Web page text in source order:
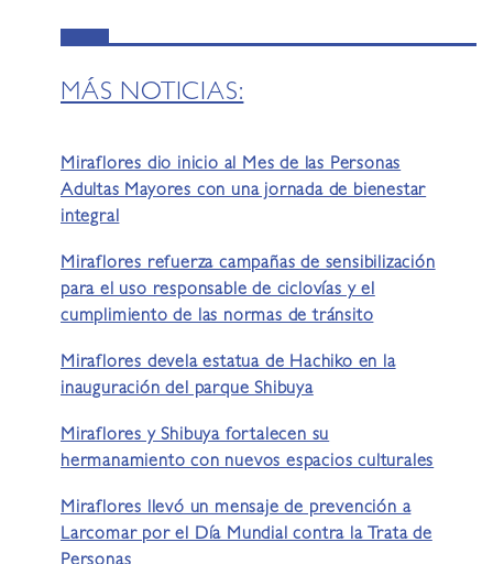
MÁS NOTICIAS:
Miraflores dio inicio al Mes de las Personas
Adultas Mayores con una jornada de bienestar
integral
Miraflores refuerza campañas de sensibilización
para el uso responsable de ciclovías y el
cumplimiento de las normas de tránsito
Miraflores devela estatua de Hachiko en la
inauguración del parque Shibuya
Miraflores y Shibuya fortalecen su
hermanamiento con nuevos espacios culturales
Miraflores llevó un mensaje de prevención a
Larcomar por el Día Mundial contra la Trata de